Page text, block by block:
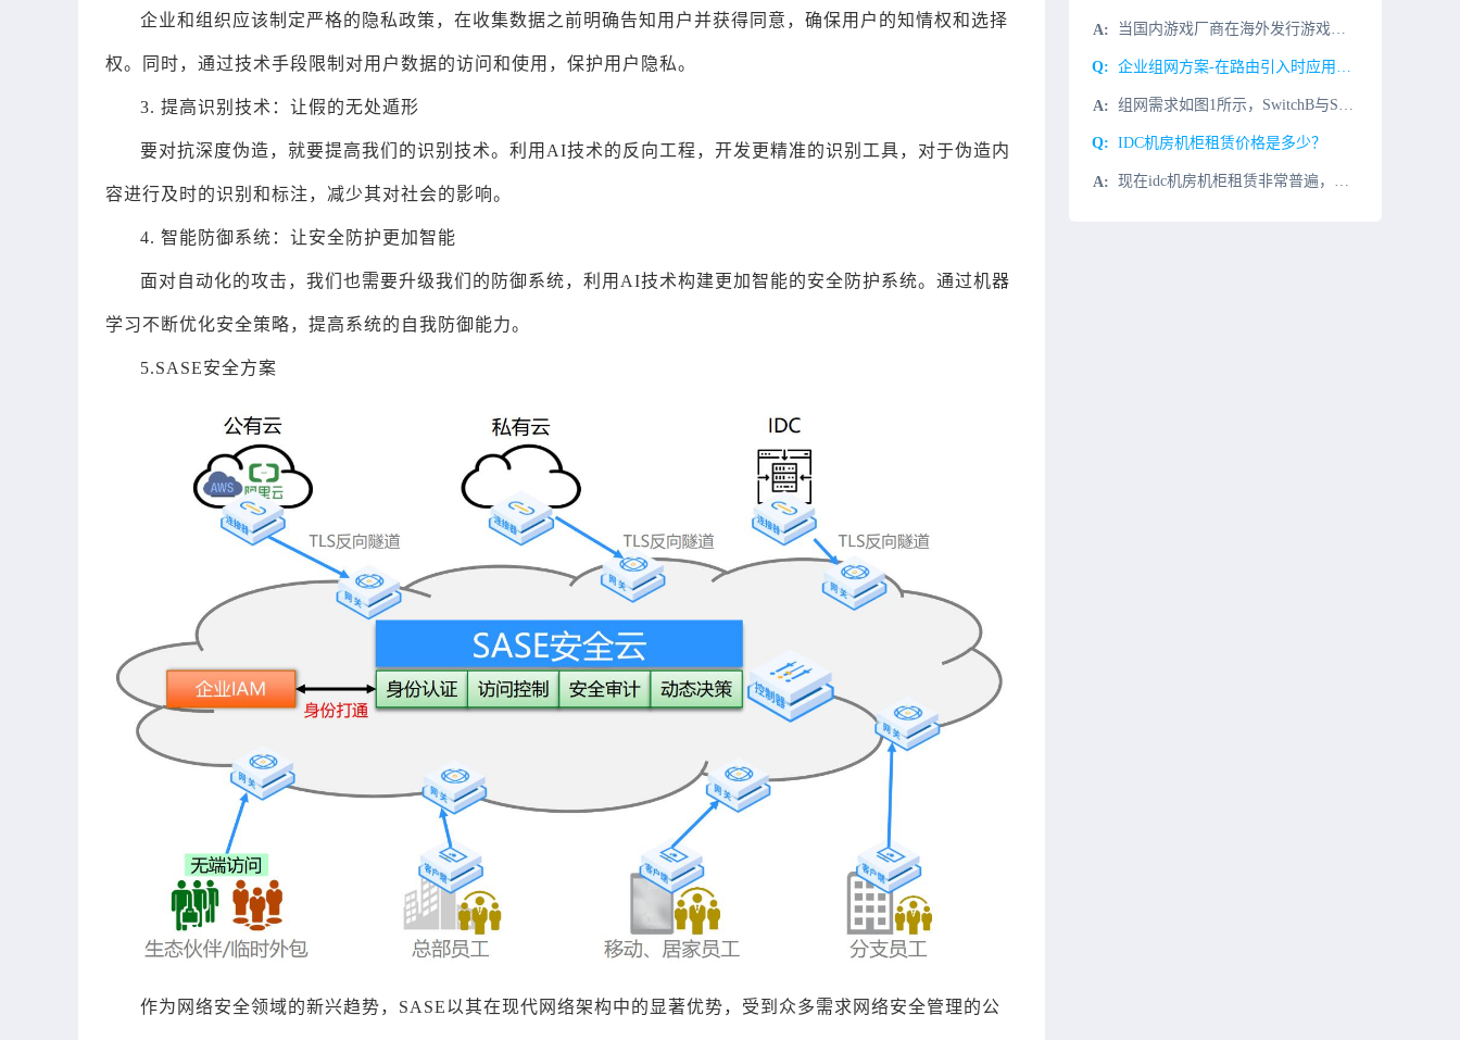
企业和组织应该制定严格的隐私政策，在收集数据之前明确告知用户并获得同意，确保用户的知情权和选择
权。同时，通过技术手段限制对用户数据的访问和使用，保护用户隐私。
3. 提高识别技术：让假的无处遁形
要对抗深度伪造，就要提高我们的识别技术。利用AI技术的反向工程，开发更精准的识别工具，对于伪造内
容进行及时的识别和标注，减少其对社会的影响。
4. 智能防御系统：让安全防护更加智能
面对自动化的攻击，我们也需要升级我们的防御系统，利用AI技术构建更加智能的安全防护系统。通过机器
学习不断优化安全策略，提高系统的自我防御能力。
5.SASE安全方案
作为网络安全领域的新兴趋势，SASE以其在现代网络架构中的显著优势，受到众多需求网络安全管理的公
当国内游戏厂商在海外发行游戏时，面临的第一个问题是如何减少异地或海外接入点的访问延迟，以提高玩家的接入体验。传统的公共网络访问方式如下：1、游戏接入层、逻辑层和数据层全部集中部署到某一区域。2、全球所
企业组网方案-在路由引入时应用路由策略
组网需求如图1所示，SwitchB与SwitchA之间通过OSPF协议交换路由信息，与SwitchC之间通过IS-IS协议交换路由信息。用户希望在SwitchB上将IS-IS网络中路由引入到OSPF网
IDC机房机柜租赁价格是多少？
现在idc机房机柜租赁非常普遍，很多公司都会有这个需求。所以在租赁idc机柜时，我们最好提前了解很多问题，比如idc机柜租金是多少，idc机柜租赁价格是多少？机柜租赁的时候，怎么收费？一般来说都是按照